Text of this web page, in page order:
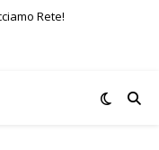
Rete!